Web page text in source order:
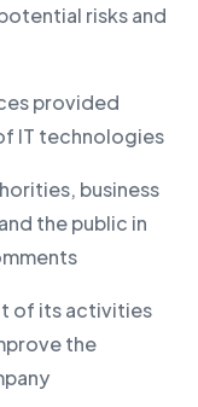
risks and
provided
IT technologies
business
the public in
of its activities
the